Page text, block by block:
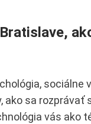
sociálne
sa rozprávať
vás ako